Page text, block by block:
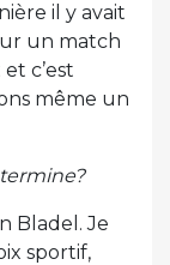
il y avait
un match
c’est
même un
Bladel. Je
sportif,